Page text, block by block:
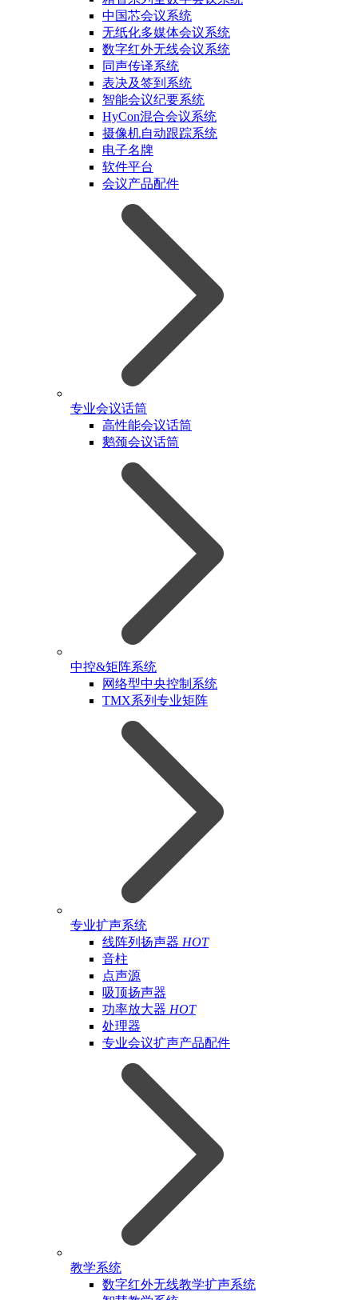
中国芯会议系统
无纸化多媒体会议系统
数字红外无线会议系统
同声传译系统
表决及签到系统
智能会议纪要系统
HyCon混合会议系统
摄像机自动跟踪系统
电子名牌
软件平台
会议产品配件
专业会议话筒
高性能会议话筒
鹅颈会议话筒
中控&矩阵系统
网络型中央控制系统
TMX系列专业矩阵
专业扩声系统
线阵列扬声器 HOT
音柱
点声源
吸顶扬声器
功率放大器 HOT
处理器
专业会议扩声产品配件
教学系统
数字红外无线教学扩声系统